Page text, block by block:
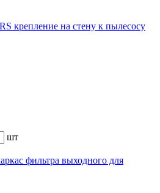
крепление на стену к пылесосу
шт
фильтра выходного для